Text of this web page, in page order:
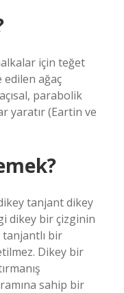
için teğet
ağaç
parabolik
yaratır (Eartin ve
tanjant dikey
dikey bir çizginin
bir
Dikey bir
sahip bir